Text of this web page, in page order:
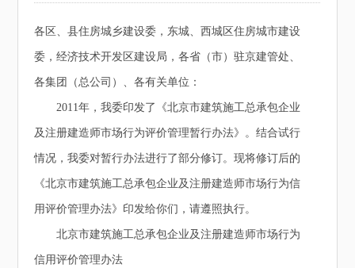
各区、县住房城乡建设委，东城、西城区住房城市建设
委，经济技术开发区建设局，各省（市）驻京建管处、
各集团（总公司）、各有关单位：
2011年，我委印发了《北京市建筑施工总承包企业
及注册建造师市场行为评价管理暂行办法》。结合试行
情况，我委对暂行办法进行了部分修订。现将修订后的
《北京市建筑施工总承包企业及注册建造师市场行为信
用评价管理办法》印发给你们，请遵照执行。
北京市建筑施工总承包企业及注册建造师市场行为
信用评价管理办法